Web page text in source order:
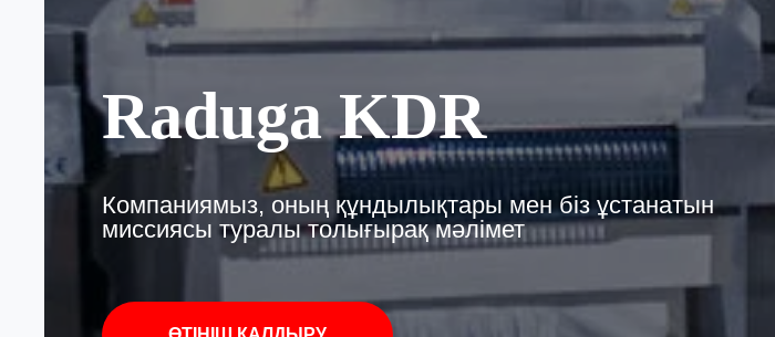
Raduga KDR
Компаниямыз, оның құндылықтары мен біз ұстанатын
миссиясы туралы толығырақ мәлімет